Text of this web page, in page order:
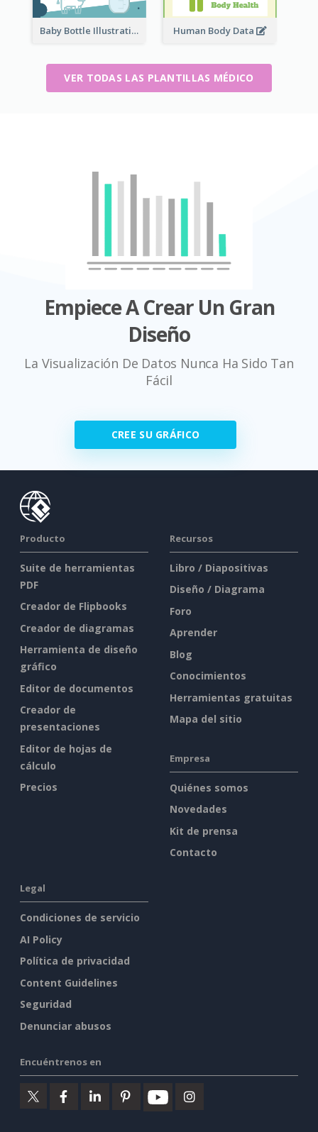
Baby Bottle Illustration Human Body Data
VER TODAS LAS PLANTILLAS MÉDICO
Empiece A Crear Un Gran
Diseño
La Visualización De Datos Nunca Ha Sido Tan
Fácil
CREE SU GRÁFICO
Producto
Suite de herramientas
PDF
Creador de Flipbooks
Creador de diagramas
Herramienta de diseño
gráfico
Editor de documentos
Creador de
presentaciones
Editor de hojas de
cálculo
Precios
Recursos
Libro / Diapositivas
Diseño / Diagrama
Foro
Aprender
Blog
Conocimientos
Herramientas gratuitas
Mapa del sitio
Empresa
Quiénes somos
Novedades
Kit de prensa
Contacto
Legal
Condiciones de servicio
AI Policy
Política de privacidad
Content Guidelines
Seguridad
Denunciar abusos
Encuéntrenos en